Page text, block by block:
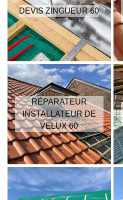
DEVIS ZINGUEUR 60
RÉPARATEUR
INSTALLATEUR DE
VELUX 60